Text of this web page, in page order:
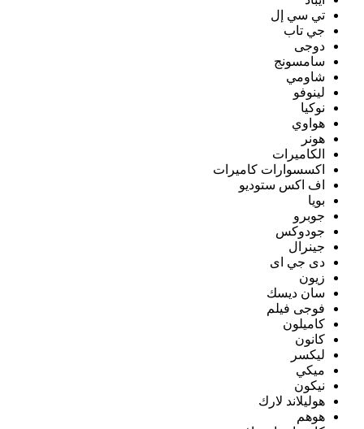
تي سي إل
جي تاب
دوجى
سامسونج
شاومي
لينوفو
نوكيا
هواوي
هونر
الكاميرات
اكسسوارات كاميرات
اف اكس ستوديو
بويا
جوبرو
جودوكس
جينرال
دى جي اى
زيون
سان ديسك
فوجى فيلم
كاميلون
كانون
ليكسر
ميكي
نيكون
هوليلاند لارك
هوهم